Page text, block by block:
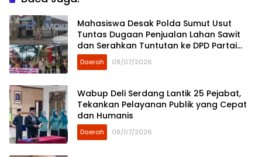
Mahasiswa Desak Polda Sumut Usut
Tuntas Dugaan Penjualan Lahan Sawit
dan Serahkan Tuntutan ke DPD Partai
Demokrat Sumut
Daerah 08/07/2026
Wabup Deli Serdang Lantik 25 Pejabat,
Tekankan Pelayanan Publik yang Cepat
dan Humanis
Daerah 08/07/2026